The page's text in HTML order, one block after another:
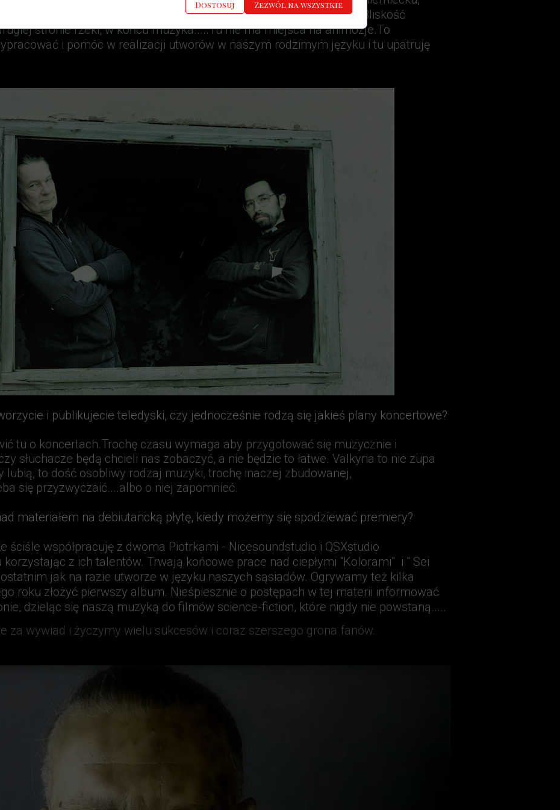
Barwa mojego niskiego głosu w tym języku po prostu brzmi i tyle. Bliskość
stronie rzeki, w końcu muzyka.....Tu nie ma miejsca na animozje.To
i pomóc w realizacji utworów w naszym rodzimym języku i tu upatruję
i publikujecie teledyski, czy jednocześnie rodzą się jakieś plany koncertowe?
tu o koncertach.Trochę czasu wymaga aby przygotować się muzycznie i
słuchacze będą chcieli nas zobaczyć, a nie będzie to łatwe. Valkyria to nie zupa
lubią, to dość osobliwy rodzaj muzyki, trochę inaczej zbudowanej,
się przyzwyczaić....albo o niej zapomnieć.
materiałem na debiutancką płytę, kiedy możemy się spodziewać premiery?
ściśle współpracuję z dwoma Piotrkami - Nicesoundstudio i QSXstudio
z ich talentów. Trwają końcowe prace nad ciepłymi "Kolorami" i " Sei
jak na razie utworze w języku naszych sąsiadów. Ogrywamy też kilka
roku złożyć pierwszy album. Nieśpiesznie o postępach w tej materii informować
dzieląc się naszą muzyką do filmów science-fiction, które nigdy nie powstaną.....
za wywiad i życzymy wielu sukcesów i coraz szerszego grona fanów.
Dostosuj Zezwól na wszystkie